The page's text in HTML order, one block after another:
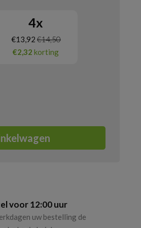
4x
€13,92 €14,50
€2,32 korting
voor 12:00 uur
uw bestelling de